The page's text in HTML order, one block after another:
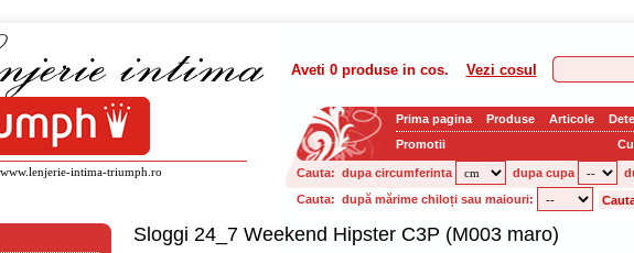
www.lenjerie-intima-triumph.ro
Aveti 0 produsein cos. Vezi cosul
Prima pagina Produse Articole
Promotii
Cauta: dupa circumferinta dupa cupa
Cauta: după mărime chiloți sau maiouri:
Sloggi 24_7 Weekend Hipster C3P (M003 maro)